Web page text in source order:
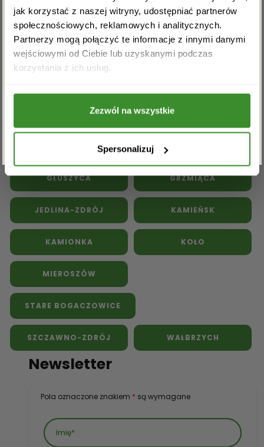
jak korzystać z naszej witryny, udostępniać partnerów
społecznościowych, reklamowych i analitycznych.
Partnerzy mogą połączyć te informacje z innymi danymi
wejściowymi od Ciebie lub uzyskanymi podczas
korzystania z ich usług.
Zezwól na wszystkie
Spersonalizuj
Kwiaty doniczkowe
Inne kwiaciarnie w powiecie
wałbrzyskim:
BOGUSZÓW-GORCE CZARNY BÓR
GŁUSZYCA GRZMIĄCA
JEDLINA-ZDRÓJ KAMIEŃSK
KAMIONKA KOŁO
MIEROSZÓW
STARE BOGACZOWICE
SZCZAWNO-ZDRÓJ WAŁBRZYCH
Newsletter
Pola oznaczone znakiem * są wymagane
Akceptuję regulamin i wyrażam zgodę na
przetwarzanie powyższych danych osobowych
ZAPISZ SIĘ